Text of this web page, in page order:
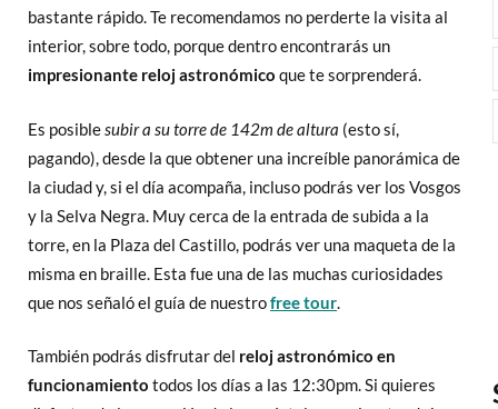
bastante rápido. Te recomendamos no perderte la visita al
interior, sobre todo, porque dentro encontrarás un
impresionante reloj astronómico que te sorprenderá.
Es posiblesubir a su torre de 142m de altura (esto sí,
pagando), desde la que obtener una increíble panorámica de
la ciudad y, si el día acompaña, incluso podrás ver los Vosgos
y la Selva Negra. Muy cerca de la entrada de subida a la
torre, en la Plaza del Castillo, podrás ver una maqueta de la
misma en braille. Esta fue una de las muchas curiosidades
que nos señaló el guía de nuestrofree tour.
También podrás disfrutar del reloj astronómico en
funcionamiento todos los días a las 12:30pm. Si quieres